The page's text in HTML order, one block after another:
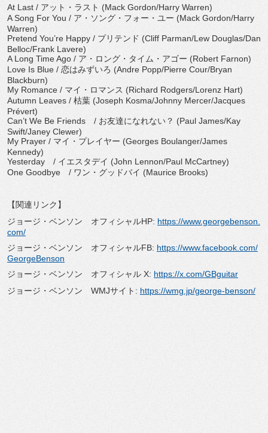
At Last / アット・ラスト (Mack Gordon/Harry Warren)
A Song For You / ア・ソング・フォー・ユー (Mack Gordon/Harry
Warren)
Pretend You’re Happy / プリテンド (Cliff Parman/Lew Douglas/Dan
Belloc/Frank Lavere)
A Long Time Ago / ア・ロング・タイム・アゴー (Robert Farnon)
Love Is Blue / 恋はみずいろ (Andre Popp/Pierre Cour/Bryan
Blackburn)
My Romance / マイ・ロマンス (Richard Rodgers/Lorenz Hart)
Autumn Leaves / 枯葉 (Joseph Kosma/Johnny Mercer/Jacques
Prévert)
Can’t We Be Friends / お友達になれない？ (Paul James/Kay
Swift/Janey Clewer)
My Prayer / マイ・プレイヤー (Georges Boulanger/James
Kennedy)
Yesterday / イエスタデイ (John Lennon/Paul McCartney)
One Goodbye / ワン・グッドバイ (Maurice Brooks)
【関連リンク】
ジョージ・ベンソン オフィシャルHP: https://www.georgebenson.
com/
ジョージ・ベンソン オフィシャルFB: https://www.facebook.com/
GeorgeBenson
ジョージ・ベンソン オフィシャル X: https://x.com/GBguitar
ジョージ・ベンソン WMJサイト: https://wmg.jp/george-benson/